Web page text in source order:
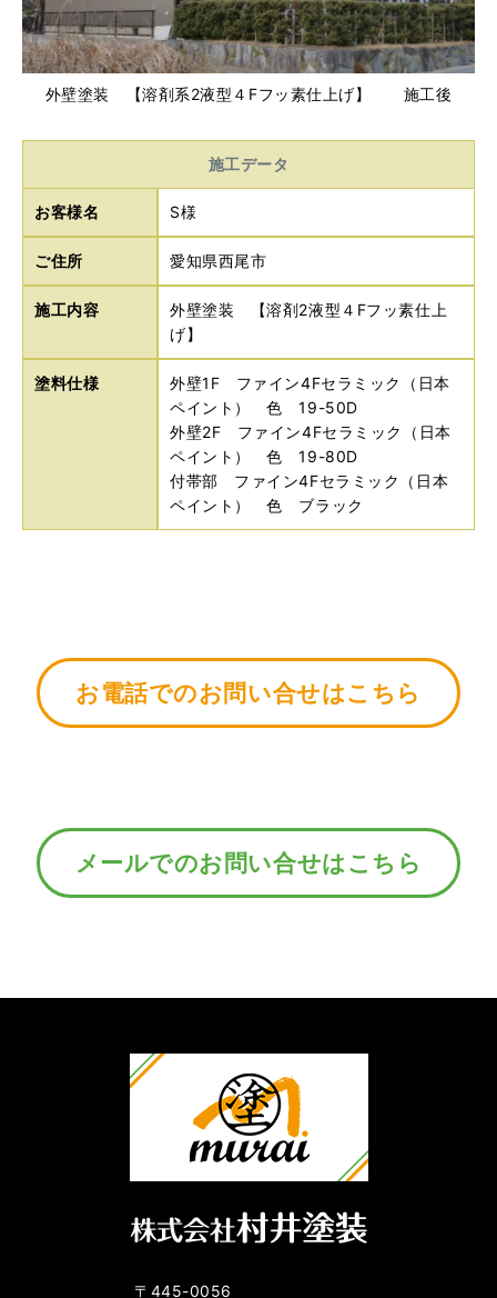
外壁塗装 【溶剤系2液型４Fフッ素仕上げ】 施工後
施工データ
お客様名 S様
ご住所 愛知県西尾市
施工内容
外壁塗装 【溶剤2液型４Fフッ素仕上
げ】
塗料仕様
外壁1F ファイン4Fセラミック（日本
ペイント） 色 19-50D
外壁2F ファイン4Fセラミック（日本
ペイント） 色 19-80D
付帯部 ファイン4Fセラミック（日本
ペイント） 色 ブラック
お電話でのお問い合せはこちら
メールでのお問い合せはこちら
〒445-0056